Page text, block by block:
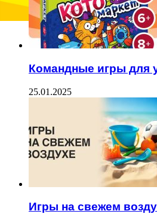
Командные игры для
25.01.2025
Игры на свежем